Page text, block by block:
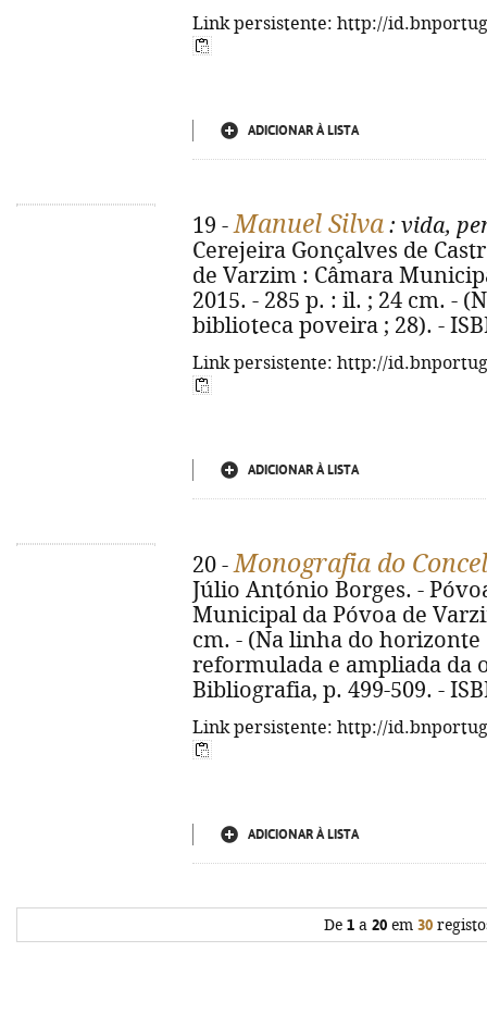
Link persistente: http://
ADICIONAR À LISTA
19 -Manuel Silva : vida,
Cerejeira Gonçalves de
de Varzim : Câmara
2015. - 285 p. : il. ; 24 cm. -
biblioteca poveira ; 28). -
Link persistente: http://
ADICIONAR À LISTA
20 -Monografia do
Júlio António Borges. -
Municipal da Póvoa de
cm. - (Na linha do horizonte
reformulada e ampliada da
Bibliografia, p. 499-509. -
Link persistente: http://
ADICIONAR À LISTA
De 1a 20em 30